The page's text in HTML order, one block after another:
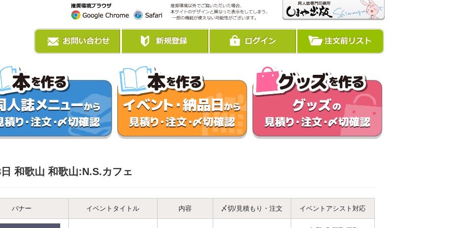
和歌山 和歌山:N.S.カフェ
バナー イベントタイトル 内容 〆切/見積もり・注文 イベントアシスト対応